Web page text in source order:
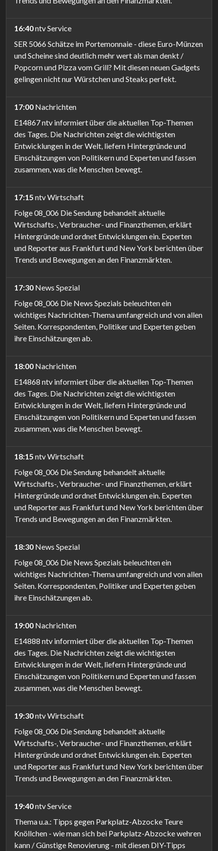
16:40ntv Service
SER 5066 Schätze im Portemonnaie - diese Euro-Münzen
und Scheine sind deutlich mehr wert als man denkt /
Popcorn und Pizza vom Grill? Mit diesen neuen Gadgets
gelingen nicht nur Würstchen und Steaks perfekt.
17:00 Nachrichten
E14867 ntv informiert über die aktuellen Top-Themen
des Tages. Die Nachrichten zeigt die wichtigsten
Entwicklungen in der Welt, liefern Hintergründe und
Einschätzungen von Politikern und Experten und fassen
zusammen, was die Menschen bewegt.
17:15 ntv Wirtschaft
Folge 08_006 Die Sendung behandelt aktuelle
Wirtschafts-, Verbraucher- und Finanzthemen, erklärt
Hintergründe und ordnet Entwicklungen ein. Experten
und Reporter aus Frankfurt und New York berichten über
Trends und Bewegungen an den Finanzmärkten.
17:30 News Spezial
Folge 08_006 Die News Spezials beleuchten ein
wichtiges Nachrichten-Thema umfangreich und von allen
Seiten. Korrespondenten, Politiker und Experten geben
ihre Einschätzungen ab.
18:00 Nachrichten
E14868 ntv informiert über die aktuellen Top-Themen
des Tages. Die Nachrichten zeigt die wichtigsten
Entwicklungen in der Welt, liefern Hintergründe und
Einschätzungen von Politikern und Experten und fassen
zusammen, was die Menschen bewegt.
18:15 ntv Wirtschaft
Folge 08_006 Die Sendung behandelt aktuelle
Wirtschafts-, Verbraucher- und Finanzthemen, erklärt
Hintergründe und ordnet Entwicklungen ein. Experten
und Reporter aus Frankfurt und New York berichten über
Trends und Bewegungen an den Finanzmärkten.
18:30 News Spezial
Folge 08_006 Die News Spezials beleuchten ein
wichtiges Nachrichten-Thema umfangreich und von allen
Seiten. Korrespondenten, Politiker und Experten geben
ihre Einschätzungen ab.
19:00 Nachrichten
E14888 ntv informiert über die aktuellen Top-Themen
des Tages. Die Nachrichten zeigt die wichtigsten
Entwicklungen in der Welt, liefern Hintergründe und
Einschätzungen von Politikern und Experten und fassen
zusammen, was die Menschen bewegt.
19:30ntv Wirtschaft
Folge 08_006 Die Sendung behandelt aktuelle
Wirtschafts-, Verbraucher- und Finanzthemen, erklärt
Hintergründe und ordnet Entwicklungen ein. Experten
und Reporter aus Frankfurt und New York berichten über
Trends und Bewegungen an den Finanzmärkten.
19:40ntv Service
Thema u.a.: Tipps gegen Parkplatz-Abzocke Teure
Knöllchen - wie man sich bei Parkplatz-Abzocke wehren
kann / Günstige Renovierung - mit diesen DIY-Tipps